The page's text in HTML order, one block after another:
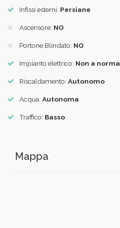
Infissi esterni: Persiane
Ascensore: NO
Portone Blindato: NO
Impianto elettrico: Non a norma
Riscaldamento: Autonomo
Acqua: Autonoma
Traffico: Basso
Mappa